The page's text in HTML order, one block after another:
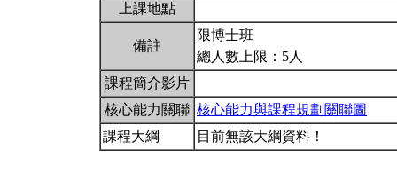
上課地點
備註
限博士班
總人數上限：5人
課程簡介影片
核心能力關聯 核心能力與課程規劃關聯圖
課程大綱
目前無該大綱資料！